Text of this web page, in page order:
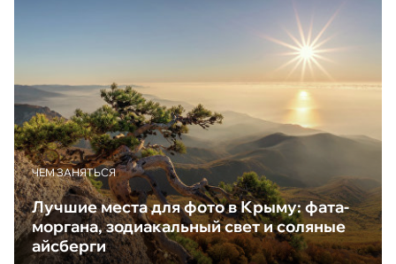
ЧЕМ ЗАНЯТЬСЯ
Лучшие места для фото в Крыму: фата-
моргана, зодиакальный свет и соляные
айсберги